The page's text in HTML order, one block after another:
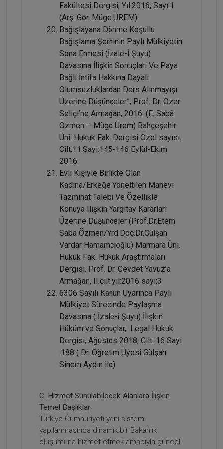
Sözleşmeler Hukuku - 2 - IV. Borçlar
Hukuku Kongresi - VIII. Oturum
360 TL Sepete Ekle
Tüketici Hukuku Enstitüsü
Oturumlar (8 Oturum)
2160
Tüketici Hukuku Enstitüsü
Sözleşmeler Hukuku - 1 - IV. Borçlar
Hukuku Kongresi - VII. Oturum
360 TL Sepete Ekle
Fakültesi Dergisi, Yıl:2016, Sayı:1
(Arş. Gör. Müge ÜREM)
Bağışlayana Dönme Koşullu
Bağışlama Şerhinin Paylı Mülkiyetin
Sona Ermesi (İzale-İ Şuyu)
Davasına İlişkin Sonuçları Ve Paya
Bağlı İntifa Hakkına Dayalı
Olumsuzluklardan Ders Alınmayışı
Üzerine Düşünceler”, Prof. Dr. Özer
Seliçi’ne Armağan, 2016. (E. Sabâ
Özmen – Müge Ürem) Bahçeşehir
Üni. Hukuk Fak. Dergisi Özel sayısı.
Cilt:11.Sayı:145-146 Eylül-Ekim
2016
Evli Kişiyle Birlikte Olan
Kadına/Erkeğe Yöneltilen Manevi
Tazminat Talebi Ve Özellikle
Konuya Ilişkin Yargıtay Kararları
Üzerine Düşünceler (Prof.Dr.Etem
Saba Özmen/Yrd.Doç.Dr.Gülşah
Vardar Hamamcıoğlu) Marmara Üni.
Hukuk Fak. Hukuk Araştırmaları
Dergisi. Prof. Dr. Cevdet Yavuz’a
Armağan, II.cilt yıl:2016 sayı:3
6306 Sayılı Kanun Uyarınca Paylı
Mülkiyet Sürecinde Paylaşma
Davasına ( İzale-i Şuyu) İlişkin
Hüküm ve Sonuçlar, Legal Hukuk
Dergisi, Ağustos 2018, Cilt: 16 Sayı
:188 ( Dr. Öğretim Üyesi Gülşah
Sinem Aydın ile)
C. Hizmet Sunulabilecek Alanlara İlişkin
Temel Başlıklar
Türkiye Cumhuriyeti yeni sistem
yapılanmasında dinamik bir Bakanlık
oluşumuna hizmet etmek amacıyla güncel